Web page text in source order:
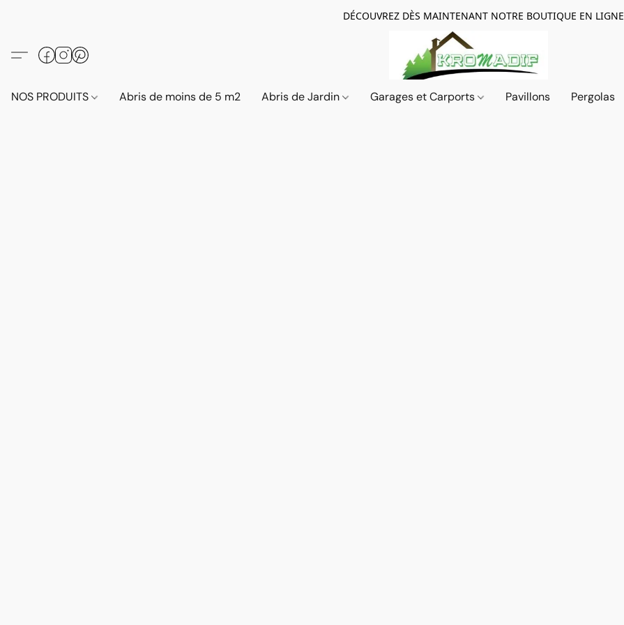
DÉCOUVREZ DÈS MAINTENANT NOTRE BOUTIQUE EN LIGNE
NOS PRODUITS Abris de moins de 5 m2 Abris de Jardin Garages et Carports Pavillons Pergolas